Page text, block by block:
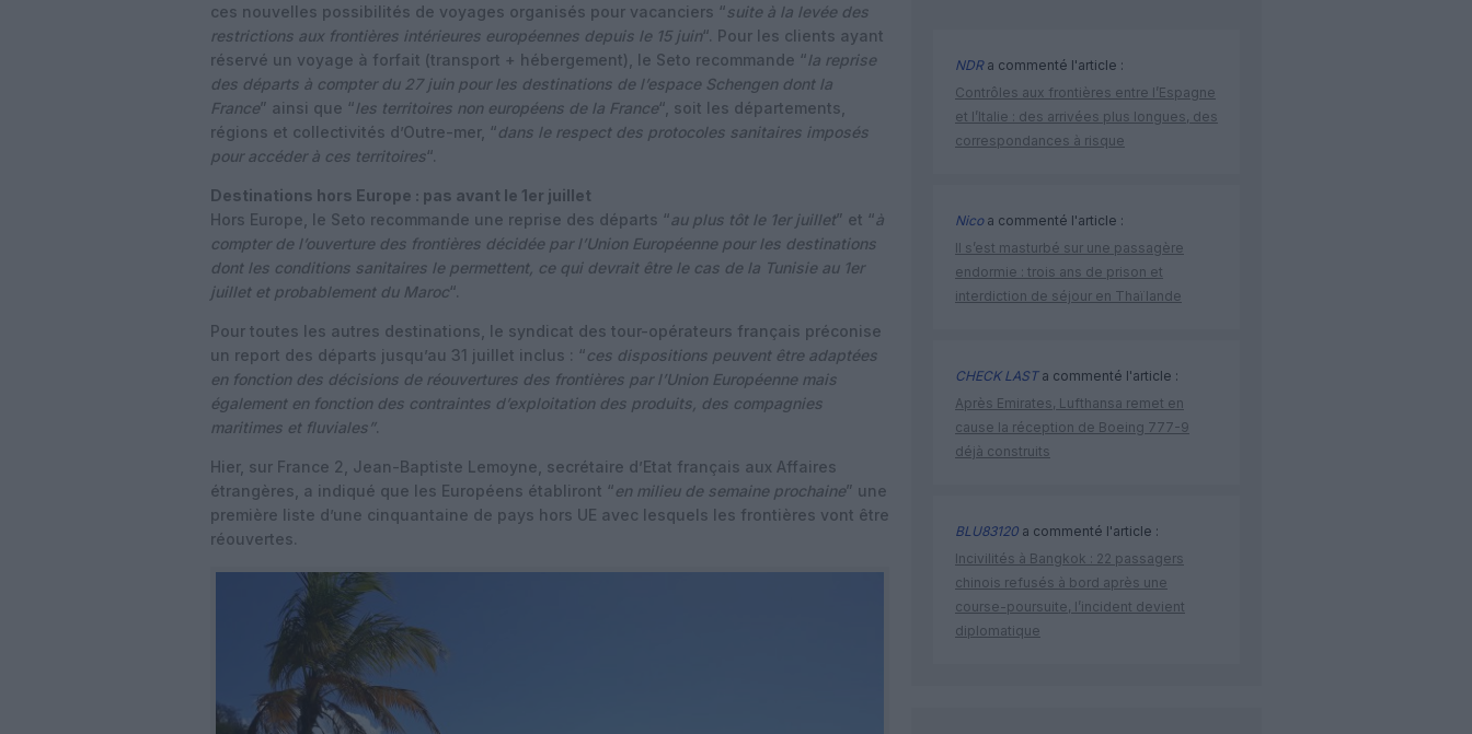
ces nouvelles possibilités de voyages organisés pour vacanciers “suite à la levée des
restrictions aux frontières intérieures européennes depuis le 15 juin“. Pour les clients ayant
réservé un voyage à forfait (transport + hébergement), le Seto recommande “la reprise
des départs à compter du 27 juin pour les destinations de l’espace Schengen dont la
France” ainsi que “les territoires non européens de la France“, soit les départements,
régions et collectivités d’Outre-mer, “dans le respect des protocoles sanitaires imposés
pour accéder à ces territoires“.
Destinations hors Europe : pas avant le 1er juillet
Hors Europe, le Seto recommande une reprise des départs “au plus tôt le 1er juillet” et “à
compter de l’ouverture des frontières décidée par l’Union Européenne pour les destinations
dont les conditions sanitaires le permettent, ce qui devrait être le cas de la Tunisie au 1er
juillet et probablement du Maroc“.
Pour toutes les autres destinations, le syndicat des tour-opérateurs français préconise
un report des départs jusqu’au 31 juillet inclus : “ces dispositions peuvent être adaptées
en fonction des décisions de réouvertures des frontières par l’Union Européenne mais
également en fonction des contraintes d’exploitation des produits, des compagnies
maritimes et fluviales”.
Hier, sur France 2, Jean-Baptiste Lemoyne, secrétaire d’Etat français aux Affaires
étrangères, a indiqué que les Européens établiront “en milieu de semaine prochaine” une
première liste d’une cinquantaine de pays hors UE avec lesquels les frontières vont être
réouvertes.
NDRa commenté l'article :
Contrôles aux frontières entre l’Espagne
et l’Italie : des arrivées plus longues, des
correspondances à risque
Nicoa commenté l'article :
Il s’est masturbé sur une passagère
endormie : trois ans de prison et
interdiction de séjour en Thaïlande
CHECK LASTa commenté l'article :
Après Emirates, Lufthansa remet en
cause la réception de Boeing 777-9
déjà construits
BLU83120 a commenté l'article :
Incivilités à Bangkok : 22 passagers
chinois refusés à bord après une
course-poursuite, l’incident devient
diplomatique